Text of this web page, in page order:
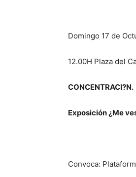
Domingo 17 de
12.00H Plaza del
CONCENTRACI?N.
Exposición ¿Me
Convoca: